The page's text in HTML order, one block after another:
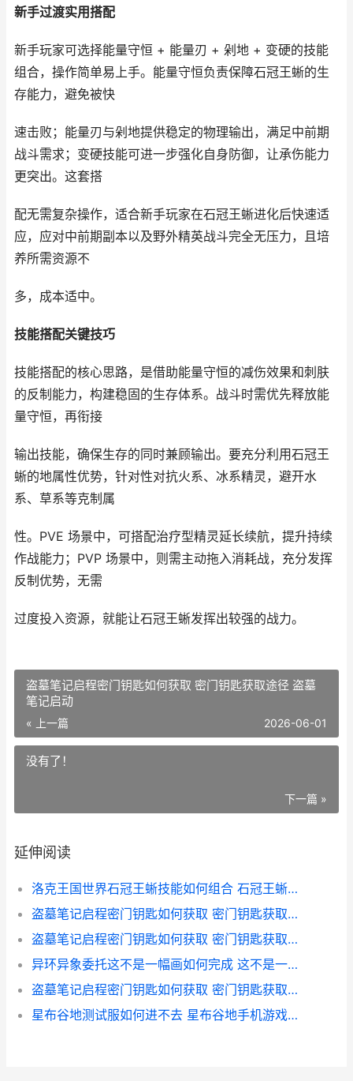
新手过渡实用搭配
新手玩家可选择能量守恒 + 能量刃 + 剁地 + 变硬的技能
组合，操作简单易上手。能量守恒负责保障石冠王蜥的生
存能力，避免被快
速击败；能量刃与剁地提供稳定的物理输出，满足中前期
战斗需求；变硬技能可进一步强化自身防御，让承伤能力
更突出。这套搭
配无需复杂操作，适合新手玩家在石冠王蜥进化后快速适
应，应对中前期副本以及野外精英战斗完全无压力，且培
养所需资源不
多，成本适中。
技能搭配关键技巧
技能搭配的核心思路，是借助能量守恒的减伤效果和刺肤
的反制能力，构建稳固的生存体系。战斗时需优先释放能
量守恒，再衔接
输出技能，确保生存的同时兼顾输出。要充分利用石冠王
蜥的地属性优势，针对性对抗火系、冰系精灵，避开水
系、草系等克制属
性。PVE 场景中，可搭配治疗型精灵延长续航，提升持续
作战能力；PVP 场景中，则需主动拖入消耗战，充分发挥
反制优势，无需
过度投入资源，就能让石冠王蜥发挥出较强的战力。
盗墓笔记启程密门钥匙如何获取 密门钥匙获取途径 盗墓
笔记启动
« 上一篇 2026-06-01
没有了！
下一篇 »
延伸阅读
洛克王国世界石冠王蜥技能如何组合 石冠王蜥技能组合主推 洛克王国世界石肤蜥
盗墓笔记启程密门钥匙如何获取 密门钥匙获取途径 盗墓笔记启动
盗墓笔记启程密门钥匙如何获取 密门钥匙获取途径 盗墓笔记之启程
异环异象委托这不是一幅画如何完成 这不是一幅画委托策略 异环取代
盗墓笔记启程密门钥匙如何获取 密门钥匙获取途径 盗墓笔记重启秘密
星布谷地测试服如何进不去 星布谷地手机游戏测试服进不去化解办法 布谷星球探索公园